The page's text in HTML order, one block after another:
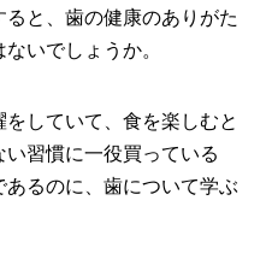
と、歯の健康のありがた
いでしょうか。
していて、食を楽しむと
習慣に一役買っている
るのに、歯について学ぶ